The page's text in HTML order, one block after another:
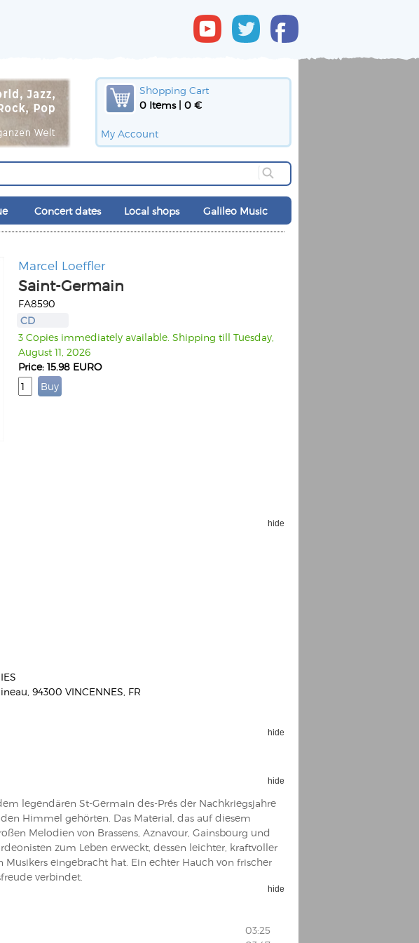
Shopping Cart
0 Items | 0 €
My Account
Concert dates Local shops Galileo Music
now
Read now
Marcel Loeffler
Saint-Germain
FA8590
CD
3 Copies immediately available. Shipping till Tuesday,
August 11, 2026
Price: 15.98 EURO
hide
94300 VINCENNES, FR
hide
hide
legendären St-Germain des-Prés der Nachkriegsjahre
Himmel gehörten. Das Material, das auf diesem
Melodien von Brassens, Aznavour, Gainsbourg und
zum Leben erweckt, dessen leichter, kraftvoller
eingebracht hat. Ein echter Hauch von frischer
verbindet.
hide
03:25